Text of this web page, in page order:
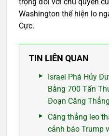
trọng đối với chủ quyền
Washington thể hiện lo
Cực.
TIN LIÊN QUAN
Israel Phá Hủy
Bằng 700 Tấn
Đoạn Căng
Căng thẳng leo
cảnh báo Trump